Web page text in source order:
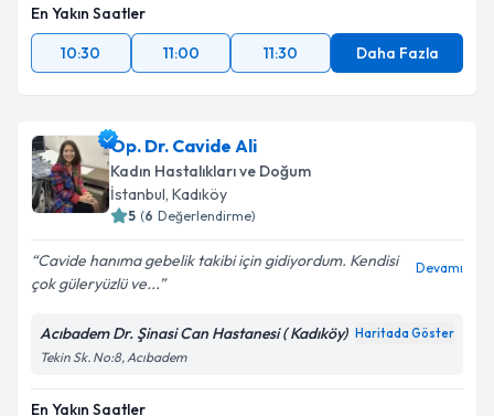
En Yakın Saatler
10:30
11:00 11:30 Daha Fazla
Op. Dr. Cavide Ali
Kadın Hastalıkları ve Doğum
İstanbul, Kadıköy
5 (6 Değerlendirme)
Cavide hanıma gebelik takibi için gidiyordum. Kendisi
çok güleryüzlü ve...
Devamı
Acıbadem Dr. Şinasi Can Hastanesi ( Kadıköy) Haritada Göster
Tekin Sk. No:8, Acıbadem
En Yakın Saatler